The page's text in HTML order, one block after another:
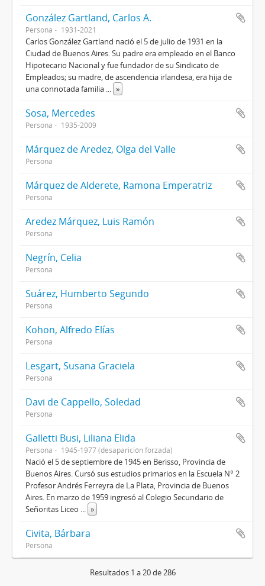
González Gartland, Carlos A.
Persona 1931-2021
Carlos González Gartland nació el 5 de julio de 1931 en la
Ciudad de Buenos Aires. Su padre era empleado en el Banco
Hipotecario Nacional y fue fundador de su Sindicato de
Empleados; su madre, de ascendencia irlandesa, era hija de
una connotada familia ... »
Sosa, Mercedes
Persona 1935-2009
Márquez de Aredez, Olga del Valle
Persona
Márquez de Alderete, Ramona Emperatriz
Persona
Aredez Márquez, Luis Ramón
Persona
Negrín, Celia
Persona
Suárez, Humberto Segundo
Persona
Kohon, Alfredo Elías
Persona
Lesgart, Susana Graciela
Persona
Davi de Cappello, Soledad
Persona
Galletti Busi, Liliana Elida
Persona 1945-1977 (desaparición forzada)
Nació el 5 de septiembre de 1945 en Berisso, Provincia de
Buenos Aires. Cursó sus estudios primarios en la Escuela N° 2
Profesor Andrés Ferreyra de La Plata, Provincia de Buenos
Aires. En marzo de 1959 ingresó al Colegio Secundario de
Señoritas Liceo ... »
Civita, Bárbara
Persona
Resultados 1 a 20 de 286